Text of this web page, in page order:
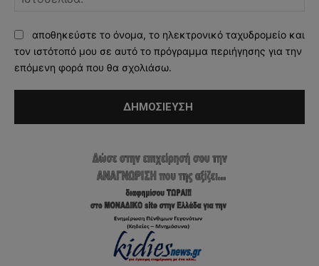
αποθηκεύστε το όνομα, το ηλεκτρονικό ταχυδρομείο και
τον ιστότοπό μου σε αυτό το πρόγραμμα περιήγησης για την
επόμενη φορά που θα σχολιάσω.